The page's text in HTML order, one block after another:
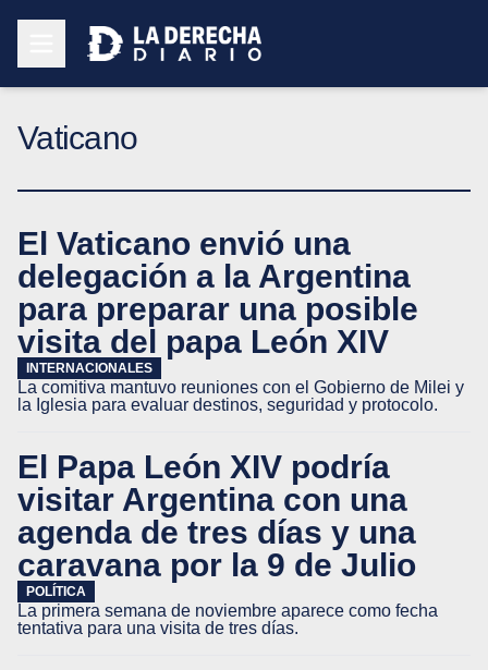
Vaticano
El Vaticano envió una
delegación a la Argentina
para preparar una posible
visita del papa León XIV
INTERNACIONALES
La comitiva mantuvo reuniones con el Gobierno de Milei y
la Iglesia para evaluar destinos, seguridad y protocolo.
El Papa León XIV podría
visitar Argentina con una
agenda de tres días y una
caravana por la 9 de Julio
POLÍTICA
La primera semana de noviembre aparece como fecha
tentativa para una visita de tres días.